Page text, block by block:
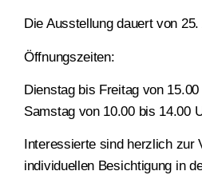
Die Ausstellung dauert von
Öffnungszeiten:
Dienstag bis Freitag von
Samstag von 10.00 bis 14.00
Interessierte sind herzlich zur
individuellen Besichtigung in